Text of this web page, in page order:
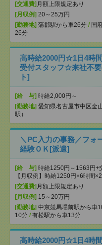
[交通費] 月額上限規定あり
[月収例] 20～25万円
[勤務地] 蒲郡駅から車26分 / 国
26分
高時給2000円☆1日4時
受付スタッフ☆来社不
ト]
[給 与] 時給2,000円～
[勤務地] 愛知県名古屋市中区金
駅）
＼PC入力の事務／フォ
経験ＯＫ[派遣]
[給 与] 時給1250円～1563円
【月収例】時給1250円×6時間
[交通費] 月額上限規定あり
[月収例] 15～20万円
[勤務地] 中京競馬場前駅から車
10分 / 有松駅から車13分
高時給2000円☆1日4時